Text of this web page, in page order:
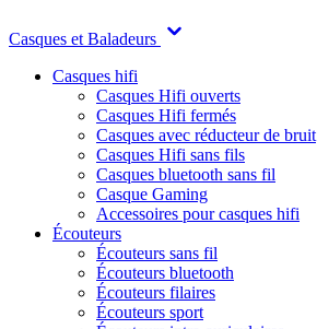
Casques et Baladeurs
Casques hifi
Casques Hifi ouverts
Casques Hifi fermés
Casques avec réducteur de bruit
Casques Hifi sans fils
Casques bluetooth sans fil
Casque Gaming
Accessoires pour casques hifi
Écouteurs
Écouteurs sans fil
Écouteurs bluetooth
Écouteurs filaires
Écouteurs sport